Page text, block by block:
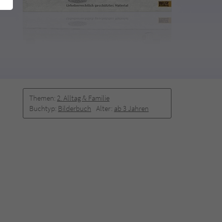
Themen: 2. Alltag & Familie
Buchtyp: Bilderbuch Alter: ab 3 Jahren